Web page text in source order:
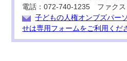
電話：072-740-1235 ファクス
子どもの人権オンブズパー
せは専用フォームをご利用くだ